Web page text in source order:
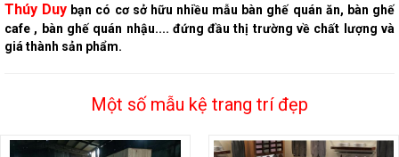
Thúy Duy bạn có cơ sở hữu nhiều mẫu bàn ghế quán ăn, bàn ghế
cafe , bàn ghế quán nhậu.... đứng đầu thị trường về chất lượng và
giá thành sản phẩm.
Một số mẫu kệ trang trí đẹp